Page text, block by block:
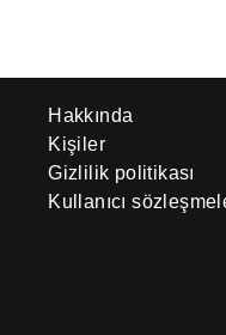
Hakkında
Kişiler
Gizlilik politikası
Kullanıcı